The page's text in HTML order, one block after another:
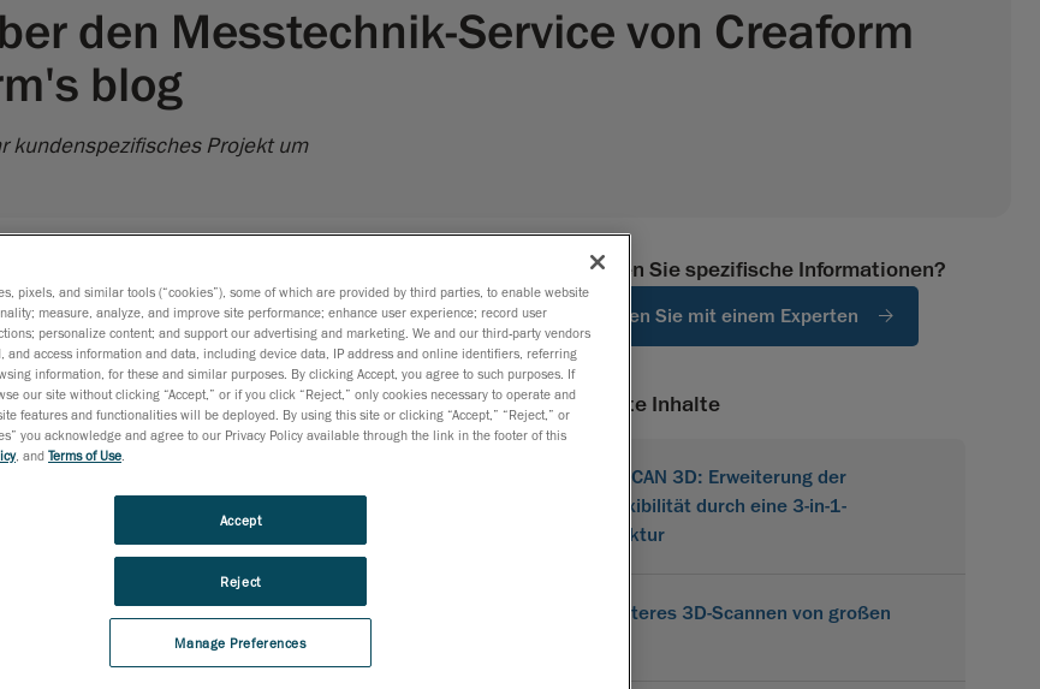
den Messtechnik-Service von Creaform
blog
kundenspezifisches Projekt um
Benötigen Sie spezifische Informationen?
Sprechen Sie mit einem Experten
Verwandte Inhalte
MetraSCAN 3D: Erweiterung der
Prüfflexibilität durch eine 3-in-1-
Architektur
Effizienteres 3D-Scannen von großen
pixels, and similar tools (“cookies”), some of which are provided by third parties, to enable website
measure, analyze, and improve site performance; enhance user experience; record user
personalize content; and support our advertising and marketing. We and our third-party vendors
and access information and data, including device data, IP address and online identifiers, referring
information, for these and similar purposes. By clicking Accept, you agree to such purposes. If
our site without clicking “Accept,” or if you click “Reject,” only cookies necessary to operate and
features and functionalities will be deployed. By using this site or clicking “Accept,” “Reject,” or
you acknowledge and agree to our Privacy Policy available through the link in the footer of this
, and Terms of Use
Manage Preferences
Reject
Accept